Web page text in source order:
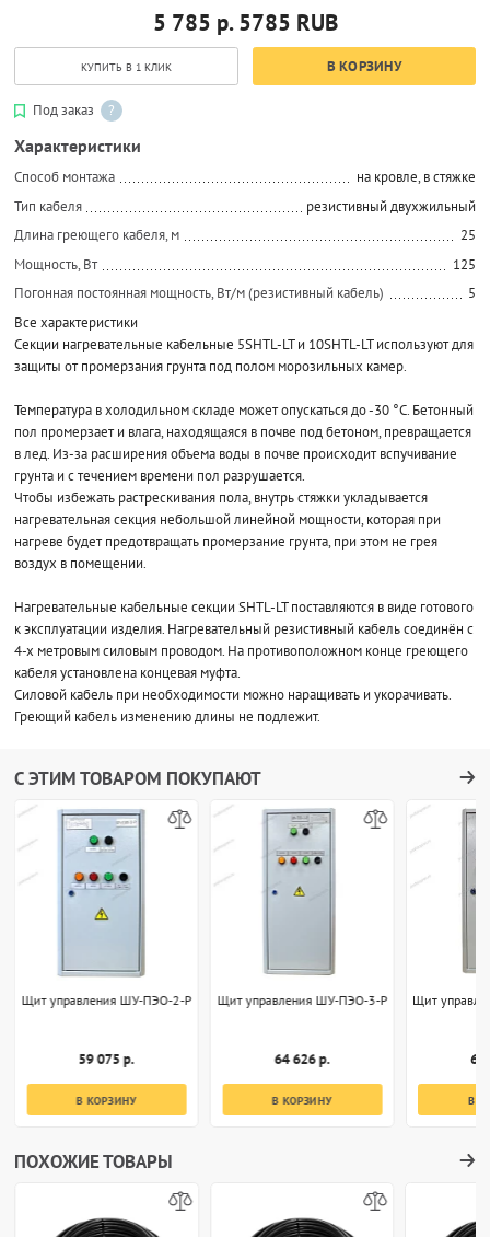
5 785 р. 5785 RUB
КУПИТЬ В 1 КЛИК В КОРЗИНУ
Под заказ ?
Характеристики
Способ монтажа
на кровле, в стяжке
Тип кабеля
резистивный двухжильный
Длина греющего кабеля, м
25
Мощность, Вт
125
Погонная постоянная мощность, Вт/м (резистивный кабель)
5
Все характеристики
Секции нагревательные кабельные 5SHTL-LT и 10SHTL-LT используют для
защиты от промерзания грунта под полом морозильных камер.
Температура в холодильном складе может опускаться до -30 °С. Бетонный
пол промерзает и влага, находящаяся в почве под бетоном, превращается
в лед. Из-за расширения объема воды в почве происходит вспучивание
грунта и с течением времени пол разрушается.
Чтобы избежать растрескивания пола, внутрь стяжки укладывается
нагревательная секция небольшой линейной мощности, которая при
нагреве будет предотвращать промерзание грунта, при этом не грея
воздух в помещении.
Нагревательные кабельные секции SHTL-LT поставляются в виде готового
к эксплуатации изделия. Нагревательный резистивный кабель соединён с
4-х метровым силовым проводом. На противоположном конце греющего
кабеля установлена концевая муфта.
Силовой кабель при необходимости можно наращивать и укорачивать.
Греющий кабель изменению длины не подлежит.
С ЭТИМ ТОВАРОМ ПОКУПАЮТ
Щит управления ШУ-ПЭО-2-Р
59 075 р.
В КОРЗИНУ
Щит управления ШУ-ПЭО-3-Р
64 626 р.
В КОРЗИНУ
Щит
69
В
ПОХОЖИЕ ТОВАРЫ